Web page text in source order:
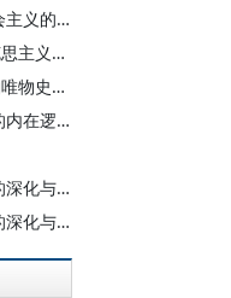
唐爱军：中国式现代化对科学社会主义的原创性贡献
唐爱军：在“两个结合”中开辟马克思主义中国化时代化新境界
唐爱军：“站在历史正确的一边”的唯物史观阐释
唐爱军：把握文明交流互鉴模式的内在逻辑
唐爱军：中国式现代化理论体系的深化与拓展
唐爱军：中国式现代化理论体系的深化与拓展